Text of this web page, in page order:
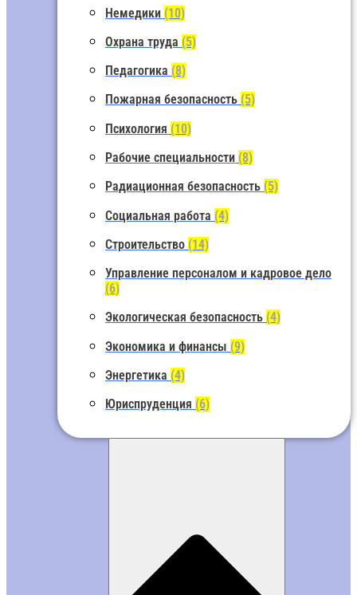
Немедики (10)
Охрана труда (5)
Педагогика (8)
Пожарная безопасность (5)
Психология (10)
Рабочие специальности (8)
Радиационная безопасность (5)
Социальная работа (4)
Строительство (14)
Управление персоналом и кадровое дело
(6)
Экологическая безопасность (4)
Экономика и финансы (9)
Энергетика (4)
Юриспруденция (6)